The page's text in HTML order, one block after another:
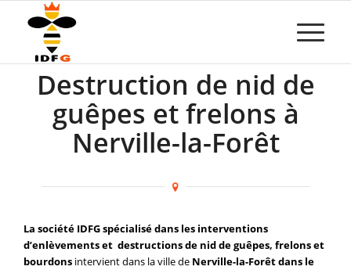
Destruction de nid de
guêpes et frelons à
Nerville-la-Forêt
La société IDFG spécialisé dans les interventions
d’enlèvements et destructions de nid de guêpes, frelons et
bourdons intervient dans la ville de Nerville-la-Forêt dans le